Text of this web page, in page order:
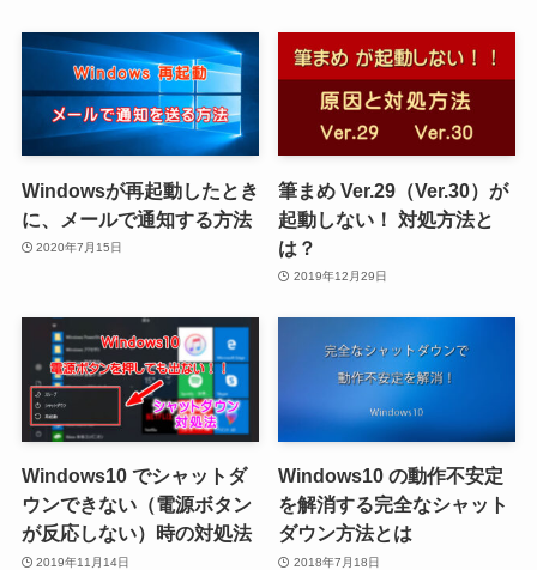
Windowsが再起動したとき
に、メールで通知する方法
2020年7月15日
筆まめ Ver.29（Ver.30）が
起動しない！ 対処方法と
は？
2019年12月29日
Windows10 でシャットダ
ウンできない（電源ボタン
が反応しない）時の対処法
2019年11月14日
Windows10 の動作不安定
を解消する完全なシャット
ダウン方法とは
2018年7月18日